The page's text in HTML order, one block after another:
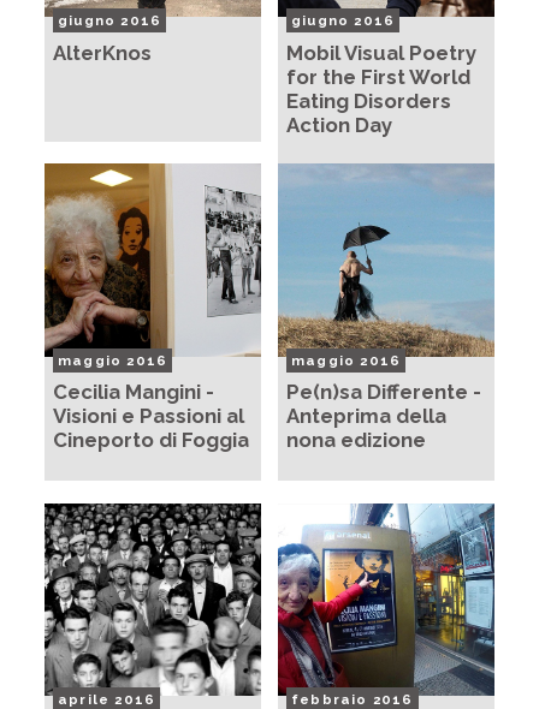
giugno 2016
AlterKnos
giugno 2016
Mobil Visual Poetry
for the First World
Eating Disorders
Action Day
maggio 2016
Cecilia Mangini -
Visioni e Passioni al
Cineporto di Foggia
maggio 2016
Pe(n)sa Differente -
Anteprima della
nona edizione
aprile 2016 febbraio 2016